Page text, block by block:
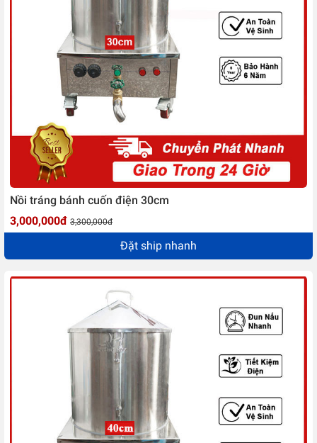
Nồi tráng bánh cuốn điện 30cm
3,000,000đ 3,300,000đ
Đặt ship nhanh